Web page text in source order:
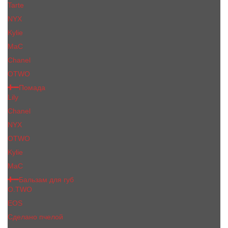
Tarte
NYX
Kylie
MaC
Сhanеl
OTWO
Помада
Lily
Chanel
NYX
OTWO
Kylie
МаС
Бальзам для губ
O.TWO
EOS
Сделано пчелой